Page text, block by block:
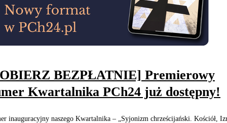
BEZPŁATNIE] Premierowy
Kwartalnika PCh24 już dostępny!
inauguracyjny naszego Kwartalnika – „Syjonizm chrześcijański. Kościół,